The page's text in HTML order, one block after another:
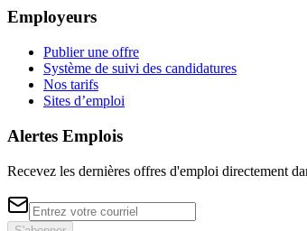
Employeurs
Publier une offre
Système de suivi des candidatures
Nos tarifs
Sites d’emploi
Alertes Emplois
Recevez les dernières offres d'emploi directement